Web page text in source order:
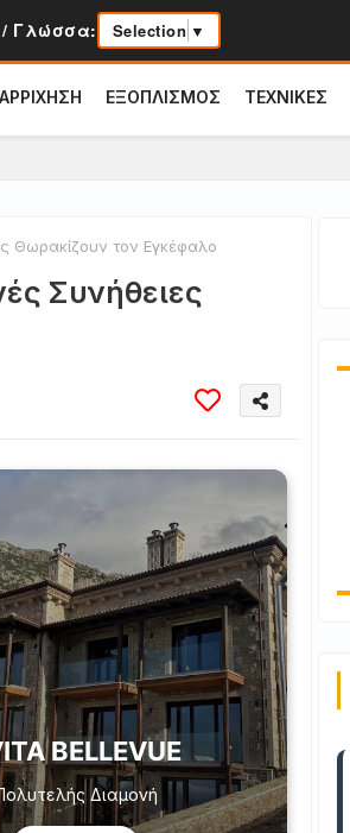
/ Γλώσσα: Selection ▼
ΕΞΟΠΛΙΣΜΟΣ ΤΕΧΝΙΚΕΣ
Θωρακίζουν τον Εγκέφαλο
Συνήθειες
BELLEVUE
Διαμονή